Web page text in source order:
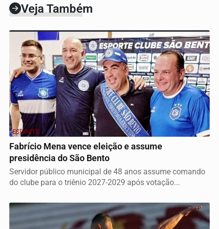
Veja Também
ESPORTE
Fabrício Mena vence eleição e assume
presidência do São Bento
Servidor público municipal de 48 anos assume comando
do clube para o triênio 2027-2029 após votação...